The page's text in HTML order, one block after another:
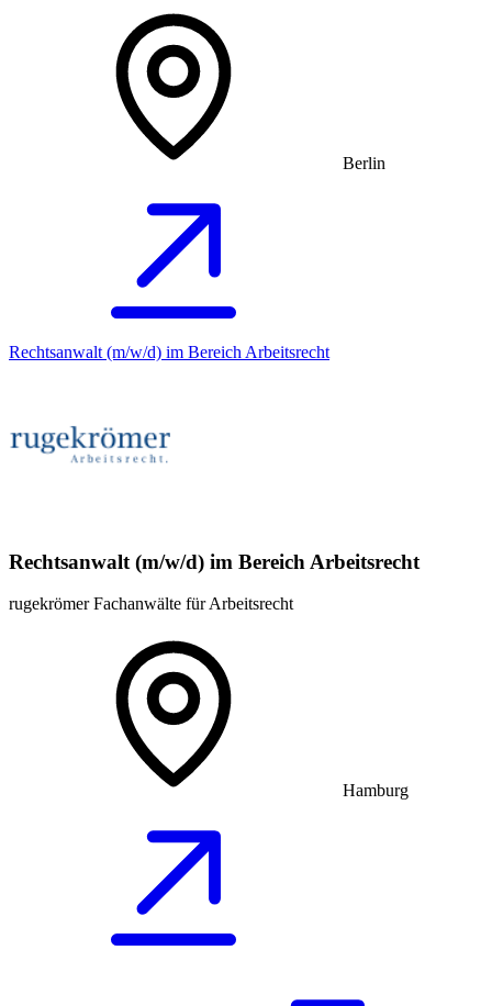
Berlin
Rechtsanwalt (m/w/d) im Bereich Arbeitsrecht
Rechtsanwalt (m/w/d) im Bereich Arbeitsrecht
rugekrömer Fachanwälte für Arbeitsrecht
Hamburg